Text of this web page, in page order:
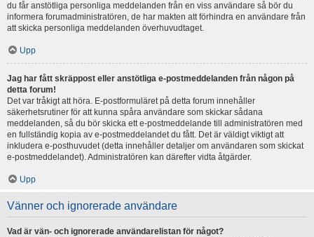
du får anstötliga personliga meddelanden från en viss användare så bör du
informera forumadministratören, de har makten att förhindra en användare från
att skicka personliga meddelanden överhuvudtaget.
Upp
Jag har fått skräppost eller anstötliga e-postmeddelanden från någon på
detta forum!
Det var tråkigt att höra. E-postformuläret på detta forum innehåller
säkerhetsrutiner för att kunna spåra användare som skickar sådana
meddelanden, så du bör skicka ett e-postmeddelande till administratören med
en fullständig kopia av e-postmeddelandet du fått. Det är väldigt viktigt att
inkludera e-posthuvudet (detta innehåller detaljer om användaren som skickat
e-postmeddelandet). Administratören kan därefter vidta åtgärder.
Upp
Vänner och ignorerade användare
Vad är vän- och ignorerade användarelistan för något?